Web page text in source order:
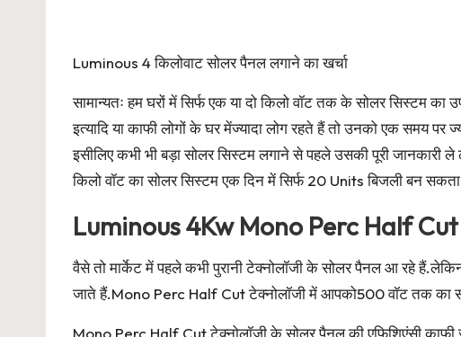
Luminous 4 किलोवाट सोलर पैनल लगाने का खर्चा
सामान्यतः हम घरों में सिर्फ एक या दो किलो वॉट तक के सोलर सिस्टम
इत्यादि या काफी लोगों के घर मेंज्यादा लोग रहते हैं तो उनको एक समय
इसीलिए कभी भी बड़ा सोलर सिस्टम लगाने से पहले उसकी पूरी जानकारी
किलो वॉट का सोलर सिस्टम एक दिन में सिर्फ 20 Units बिजली बन
Luminous 4Kw Mono Perc Half
वैसे तो मार्केट में पहले कभी पुरानी टेक्नोलॉजी के सोलर पैनल आ रहे
जाते हैं.Mono Perc Half Cut टेक्नोलॉजी में आपको500 वॉट तक का
Mono Perc Half Cut टेक्नोलॉजी के सोलर पैनल की एफिशिएंसी काफी